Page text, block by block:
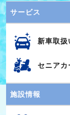
サービス
新車取扱
セニアカ
施設情報